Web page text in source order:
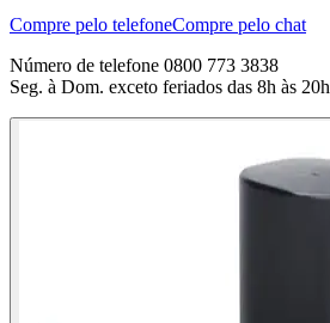
Compre pelo telefoneCompre pelo chat
Número de telefone 0800 773 3838
Seg. à Dom. exceto feriados das 8h às 20h